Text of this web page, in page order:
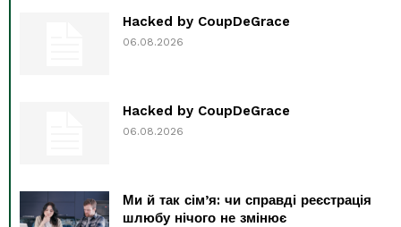
Hacked by CoupDeGrace
06.08.2026
Hacked by CoupDeGrace
06.08.2026
Ми й так сім’я: чи справді реєстрація
шлюбу нічого не змінює